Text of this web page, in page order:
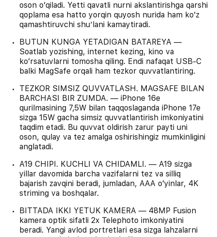
oson oʻqiladi. Yetti qavatli nurni akslantirishga qarshi
qoplama esa hatto yorqin quyosh nurida ham koʻz
qamashtiruvchi shuʼlani kamaytiradi.
BUTUN KUNGA YETADIGAN BATAREYA —
Soatlab yozishing, internet kezing, kino va
koʻrsatuvlarni tomosha qiling. Endi nafaqat USB-C
balki MagSafe orqali ham tezkor quvvatlantiring.
TEZKOR SIMSIZ QUVVATLASH. MAGSAFE BILAN
BARCHASI BIR ZUMDA. — iPhone 16e
qurilmasining 7,5W bilan taqqoslaganda iPhone 17e
sizga 15W gacha simsiz quvvatlantirish imkoniyatini
taqdim etadi. Bu quvvat oldirish zarur payti uni
oson, qulay va tez amalga oshirishingiz mumkinligini
anglatadi.
A19 CHIPI. KUCHLI VA CHIDAMLI. — A19 sizga
yillar davomida barcha vazifalarni tez va silliq
bajarish zavqini beradi, jumladan, AAA oʻyinlar, 4K
striming va boshqalar.
BITTADA IKKI YETUK KAMERA — 48MP Fusion
kamera optik sifatli 2x Telephoto imkoniyatini
beradi. Yangi avlod portretlari esa sizga lahzalarni